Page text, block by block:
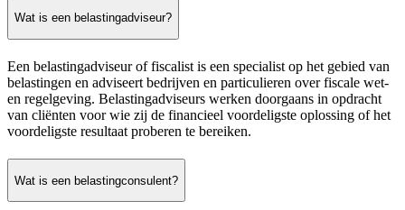
Wat is een belastingadviseur?
Een belastingadviseur of fiscalist is een specialist op het gebied van
belastingen en adviseert bedrijven en particulieren over fiscale wet-
en regelgeving. Belastingadviseurs werken doorgaans in opdracht
van cliënten voor wie zij de financieel voordeligste oplossing of het
voordeligste resultaat proberen te bereiken.
Wat is een belastingconsulent?